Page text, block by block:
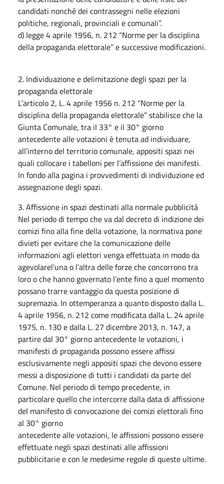
candidati nonché dei contrassegni nelle elezioni
politiche, regionali, provinciali e comunali”.
d) legge 4 aprile 1956, n. 212 “Norme per la disciplina
della propaganda elettorale” e successive modificazioni.
2. Individuazione e delimitazione degli spazi per la
propaganda elettorale
L’articolo 2, L. 4 aprile 1956 n. 212 “Norme per la
disciplina della propaganda elettorale” stabilisce che la
Giunta Comunale, tra il 33° e il 30° giorno
antecedente alle votazioni è tenuta ad individuare,
all’interno del territorio comunale, appositi spazi nei
quali collocare i tabelloni per l’affissione dei manifesti.
In fondo alla pagina i provvedimenti di individuzione ed
assegnazione degli spazi.
3. Affissione in spazi destinati alla normale pubblicità
Nel periodo di tempo che va dal decreto di indizione dei
comizi fino alla fine della votazione, la normativa pone
divieti per evitare che la comunicazione delle
informazioni agli elettori venga effettuata in modo da
agevolarel’una o l’altra delle forze che concorrono tra
loro o che hanno governato l’ente fino a quel momento
possano trarre vantaggio da questa posizione di
supremazia. In ottemperanza a quanto disposto dalla L.
4 aprile 1956, n. 212 come modificata dalla L. 24 aprile
1975, n. 130 e dalla L. 27 dicembre 2013, n. 147, a
partire dal 30° giorno antecedente le votazioni, i
manifesti di propaganda possono essere affissi
esclusivamente negli appositi spazi che devono essere
messi a disposizione di tutti i candidati da parte del
Comune. Nel periodo di tempo precedente, in
particolare quello che intercorre dalla data di affissione
del manifesto di convocazione dei comizi elettorali fino
al 30° giorno
antecedente alle votazioni, le affissioni possono essere
effettuate negli spazi destinati alle affissioni
pubblicitarie e con le medesime regole di queste ultime.